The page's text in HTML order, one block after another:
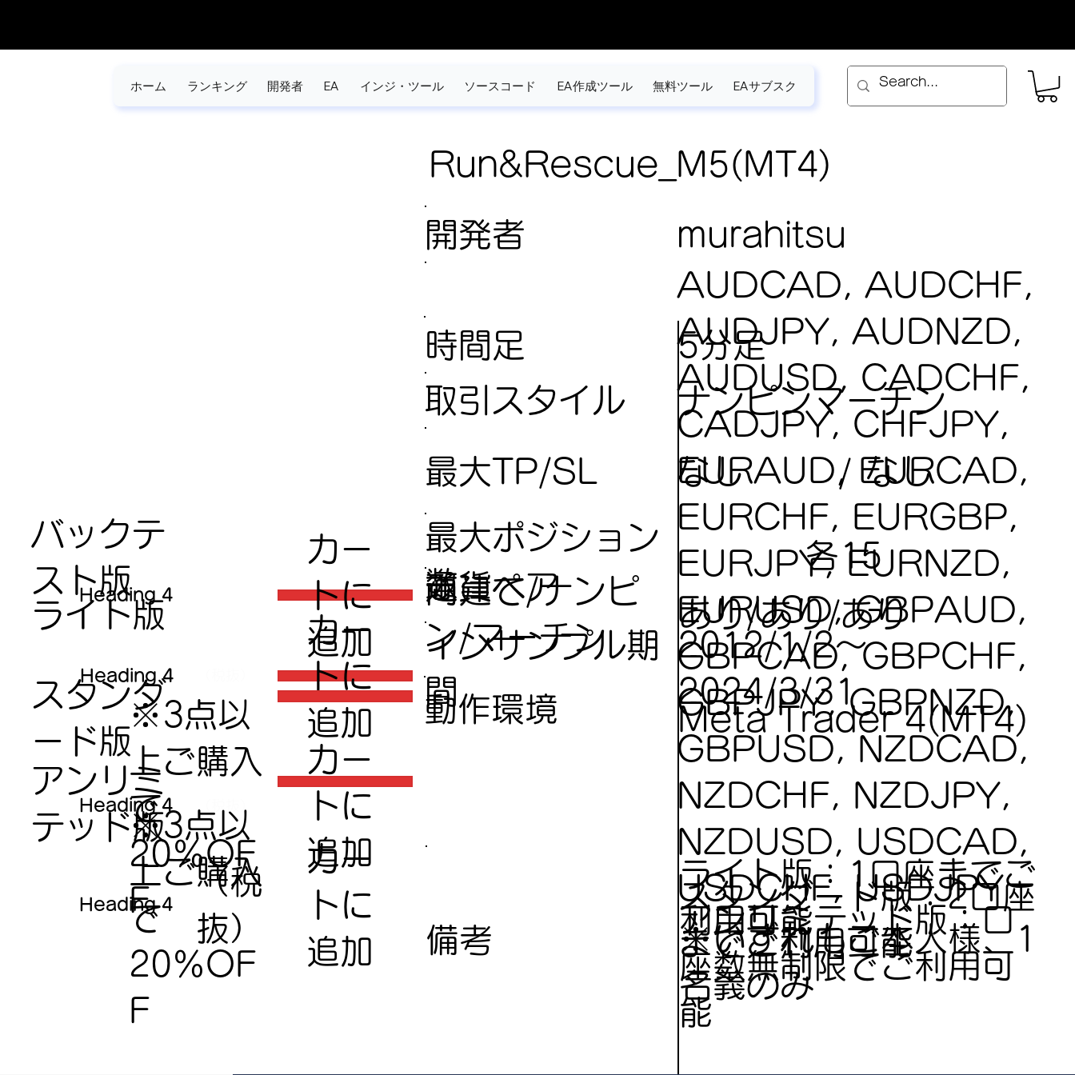
ホーム ランキング 開発者 EA インジ・ツール ソースコード EA作成ツール 無料ツール EAサブスク
バックテ
スト版
スタンダ
ード版
アンリミ
テッド版
Run&Rescue_M5(MT4)
開発者 murahitsu
最大ポジション
数
各15
Heading 4
​カー
トに
追加
Heading 4
​カー
トに
追加
Heading 4
※3点以
上ご購入
で​
20％OF
F
​カー
トに
追加
Heading 4
（税
抜）
※3点以
上ご購入
で​
20％OF
F
​カー
トに
追加
ライト版
通貨ペア
AUDCAD, AUDCHF,
AUDJPY, AUDNZD,
AUDUSD, CADCHF,
CADJPY, CHFJPY,
EURAUD, EURCAD,
EURCHF, EURGBP,
EURJPY, EURNZD,
EURUSD, GBPAUD,
GBPCAD, GBPCHF,
GBPJPY, GBPNZD,
GBPUSD, NZDCAD,
NZDCHF, NZDJPY,
NZDUSD, USDCAD,
USDCHF, USDJPY
取引スタイル ナンピンマーチン
最大TP/SL なし / なし
両建て/ナンピ
ン/マーチン
あり/あり/あり
インサンプル期
間
2012/1/2～
2024/3/31
動作環境 Meta Trader 4(MT4)
時間足 5分足
備考
ライト版：1口座までご
利用可能
スタンダード版：2口座
までご利用可能
アンリミテッド版：口
座数無制限でご利用可
能
※いずれもご本人様、1
名義のみ